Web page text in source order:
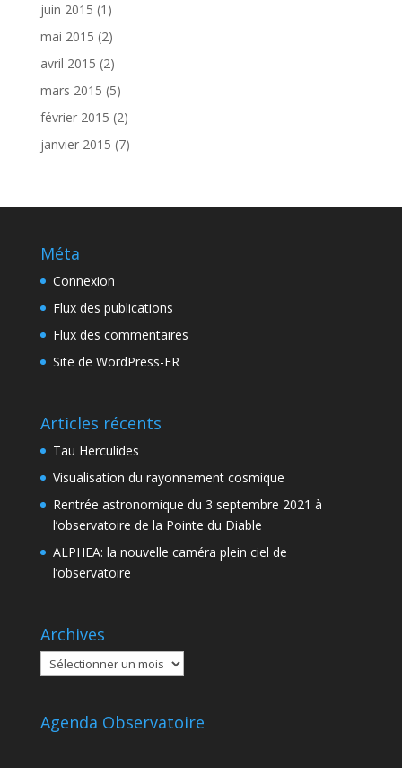
juin 2015 (1)
mai 2015 (2)
avril 2015 (2)
mars 2015 (5)
février 2015 (2)
janvier 2015 (7)
Méta
Connexion
Flux des publications
Flux des commentaires
Site de WordPress-FR
Articles récents
Tau Herculides
Visualisation du rayonnement cosmique
Rentrée astronomique du 3 septembre 2021 à
l’observatoire de la Pointe du Diable
ALPHEA: la nouvelle caméra plein ciel de
l’observatoire
Archives
Archives
Agenda Observatoire